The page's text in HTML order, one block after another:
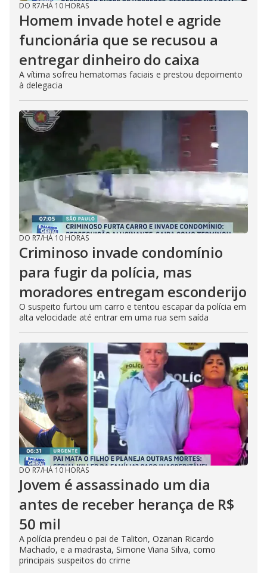
DO R7/HÁ 10 HORAS
Homem invade hotel e agride
funcionária que se recusou a
entregar dinheiro do caixa
A vítima sofreu hematomas faciais e prestou depoimento
à delegacia
DO R7/HÁ 10 HORAS
Criminoso invade condomínio
para fugir da polícia, mas
moradores entregam esconderijo
O suspeito furtou um carro e tentou escapar da polícia em
alta velocidade até entrar em uma rua sem saída
DO R7/HÁ 10 HORAS
Jovem é assassinado um dia
antes de receber herança de R$
50 mil
A polícia prendeu o pai de Taliton, Ozanan Ricardo
Machado, e a madrasta, Simone Viana Silva, como
principais suspeitos do crime